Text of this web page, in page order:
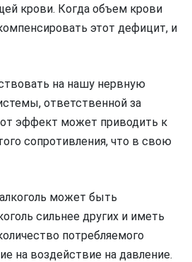
крови. Когда объем крови
этот дефицит, и
на нашу нервную
ответственной за
эффект может приводить к
сопротивления, что в свою
может быть
сильнее других и иметь
потребляемого
на воздействие на давление.